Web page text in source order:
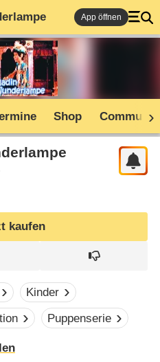
App öffnen
Shop
kaufen
Kinder
Puppenserie